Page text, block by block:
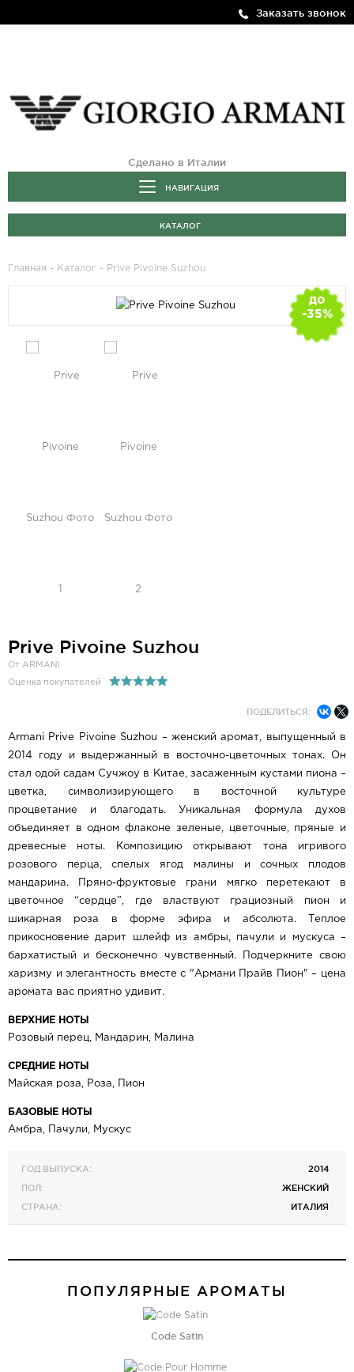
Заказать звонок
Сделано в Италии
НАВИГАЦИЯ
КАТАЛОГ
Главная - Каталог - Prive Pivoine Suzhou
до
-35%
Prive Pivoine Suzhou
От ARMANI
Оценка покупателей
ПОДЕЛИТЬСЯ:
Armani Prive Pivoine Suzhou – женский аромат, выпущенный в
2014 году и выдержанный в восточно-цветочных тонах. Он
стал одой садам Сучжоу в Китае, засаженным кустами пиона –
цветка, символизирующего в восточной культуре
процветание и благодать. Уникальная формула духов
объединяет в одном флаконе зеленые, цветочные, пряные и
древесные ноты. Композицию открывают тона игривого
розового перца, спелых ягод малины и сочных плодов
мандарина. Пряно-фруктовые грани мягко перетекают в
цветочное “сердце”, где властвуют грациозный пион и
шикарная роза в форме эфира и абсолюта. Теплое
прикосновение дарит шлейф из амбры, пачули и мускуса –
бархатистый и бесконечно чувственный. Подчеркните свою
харизму и элегантность вместе с "Армани Прайв Пион" – цена
аромата вас приятно удивит.
ВЕРХНИЕ НОТЫ
Розовый перец, Мандарин, Малина
СРЕДНИЕ НОТЫ
Майская роза, Роза, Пион
БАЗОВЫЕ НОТЫ
Амбра, Пачули, Мускус
ГОД ВЫПУСКА:
2014
ПОЛ:
ЖЕНСКИЙ
СТРАНА:
ИТАЛИЯ
ПОПУЛЯРНЫЕ АРОМАТЫ
Code Satin